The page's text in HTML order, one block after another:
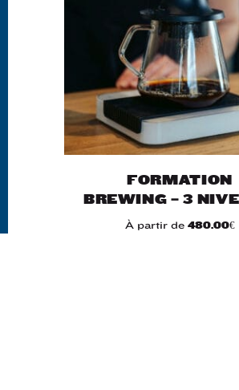
FORMATION
BREWING – 3
À partir de 480.00€